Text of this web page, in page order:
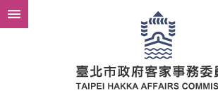
跳到主要內容區塊